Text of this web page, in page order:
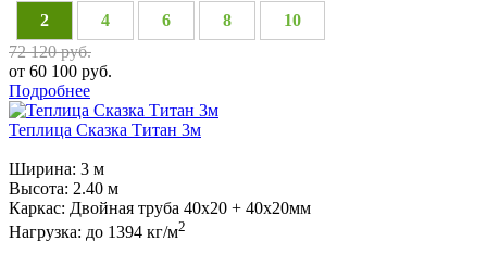
2
4 6 8
10
72 120 руб.
от 60 100 руб.
Подробнее
Теплица Сказка Титан 3м
Ширина: 3 м
Высота: 2.40 м
Каркас: Двойная труба 40x20 + 40х20мм
Нагрузка: до 1394 кг/м2